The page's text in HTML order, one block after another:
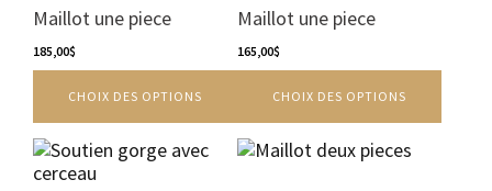
Maillot une piece
185,00$
CHOIX DES OPTIONS
variations.
Les
options
peuvent
choisies
sur
la
Maillot une piece
165,00$
CHOIX DES OPTIONS
variations.
Les
options
peuvent
choisies
sur
Ce
produit
Ce